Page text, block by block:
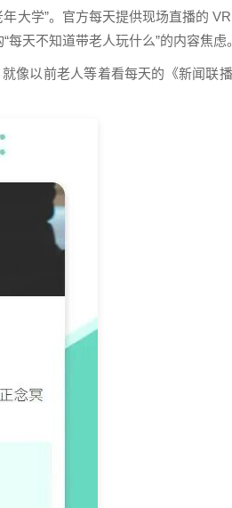
年大学”。官方每天提供现场直播的
天不知道带老人玩什么”的内容焦虑。
像以前老人等着看每天的《新闻联